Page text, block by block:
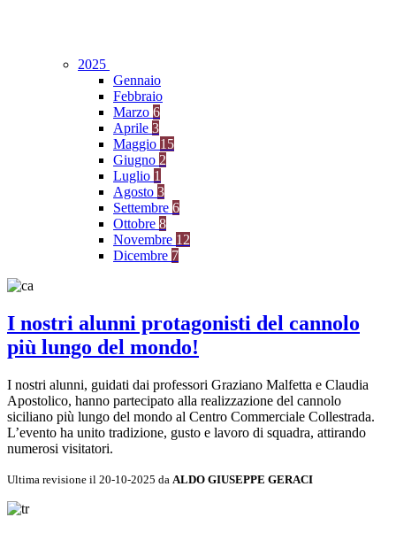
2025
Gennaio
Febbraio
Marzo 6
Aprile 3
Maggio 15
Giugno 2
Luglio 1
Agosto 3
Settembre 6
Ottobre 8
Novembre 12
Dicembre 7
I nostri alunni protagonisti del cannolo
più lungo del mondo!
I nostri alunni, guidati dai professori Graziano Malfetta e Claudia
Apostolico, hanno partecipato alla realizzazione del cannolo
siciliano più lungo del mondo al Centro Commerciale Collestrada.
L’evento ha unito tradizione, gusto e lavoro di squadra, attirando
numerosi visitatori.
Ultima revisione il 20-10-2025 da ALDO GIUSEPPE GERACI